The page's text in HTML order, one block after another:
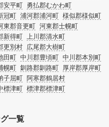
安平町 勇払郡むかわ町
冠町 浦河郡浦河町 様似郡様似町
東郡音更町 河東郡士幌町
新得町 上川郡清水町
更別村 広尾郡大樹町
田町 中川郡豊頃町 中川郡本別町
幌町 釧路郡釧路町 厚岸郡厚岸町
子屈町 阿寒郡鶴居村
標津町 標津郡標津町
一覧